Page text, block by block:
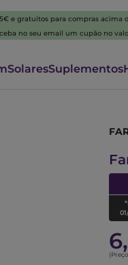
e gratuitos para compras acima
no seu email um cupão no
SolaresSuplementos